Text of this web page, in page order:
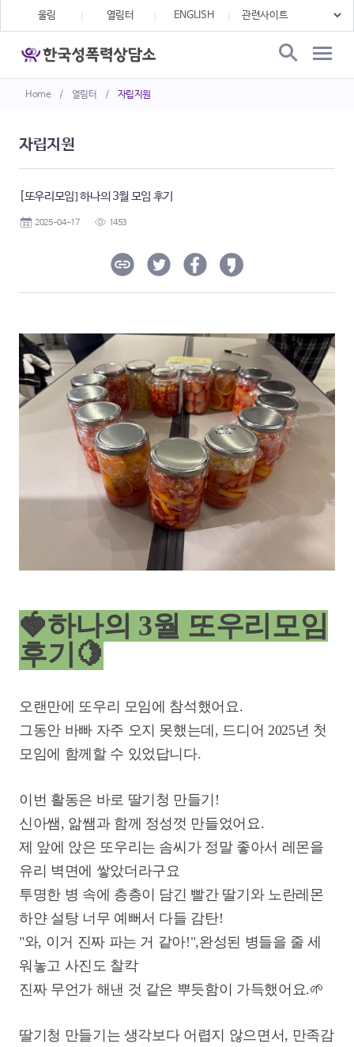
Home / 열림터 / 자립지원
울림 열림터 ENGLISH
자립지원
[또우리모임] 하나의 3월 모임 후기
2025-04-17 1453
🍓하나의 3월 또우리모임
후기🍋
오랜만에 또우리 모임에 참석했어요.
그동안 바빠 자주 오지 못했는데, 드디어 2025년 첫
모임에 함께할 수 있었답니다.
이번 활동은 바로 딸기청 만들기!
신아쌤, 앎쌤과 함께 정성껏 만들었어요.
제 앞에 앉은 또우리는 솜씨가 정말 좋아서 레몬을
유리 벽면에 쌓았더라구요
투명한 병 속에 층층이 담긴 빨간 딸기와 노란레몬
하얀 설탕 너무 예뻐서 다들 감탄!
"와, 이거 진짜 파는 거 같아!",완성된 병들을 줄 세
워놓고 사진도 찰칵
진짜 무언가 해낸 것 같은 뿌듯함이 가득했어요.🌱
딸기청 만들기는 생각보다 어렵지 않으면서, 만족감